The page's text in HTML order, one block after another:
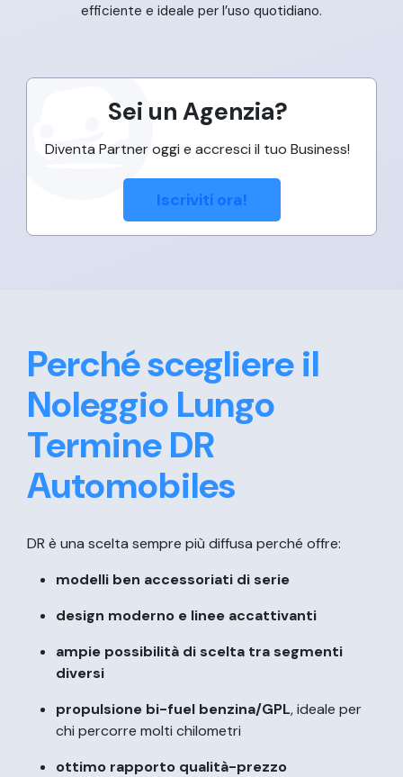
efficiente e ideale per l’uso quotidiano.
Sei un Agenzia?
Diventa Partner oggi e accresci il tuo Business!
Iscriviti ora!
Perché scegliere il
Noleggio Lungo
Termine DR
Automobiles
DR è una scelta sempre più diffusa perché offre:
modelli ben accessoriati di serie
design moderno e linee accattivanti
ampie possibilità di scelta tra segmenti
diversi
propulsione bi-fuel benzina/GPL, ideale per
chi percorre molti chilometri
ottimo rapporto qualità-prezzo